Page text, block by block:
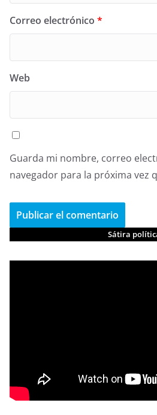
Correo electrónico *
Web
Guarda mi nombre, correo
navegador para la próxima vez
Sátira